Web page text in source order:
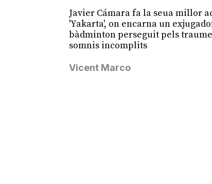
Javier Cámara fa la seua millor
'Yakarta', on encarna un
bàdminton perseguit pels
somnis incomplits
Vicent Marco